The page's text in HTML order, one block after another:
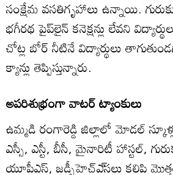
సంక్షేమ వసతిగృహాలు ఉన్నాయి.
భగీరథ పైప్‌లైన్‌ కనెక్షన్లు లేవని
చోట్ల బోర్‌ నీటినే విద్యార్థులు
క్యాన్లు తెప్పిస్తున్నారు.
అపరిశుభ్రంగా వాటర్‌ ట్యాంకులు
ఉమ్మడి రంగారెడ్డి జిల్లాలో మోడల్‌
ఎస్సీ, ఎస్టీ, బీసీ, మైనారిటీ హాస్టల్‌,
యూపీఎస్‌, జడ్పీహెచ్‌ఎ్‌సలు కలిపి